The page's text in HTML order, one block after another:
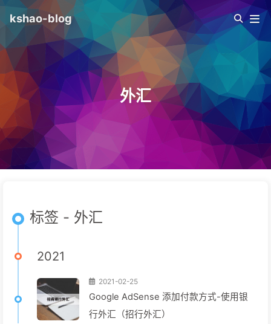
kshao-blog
外汇
标签 - 外汇
2021
2021-02-25
Google AdSense 添加付款方式-使用银
行外汇（招行外汇）